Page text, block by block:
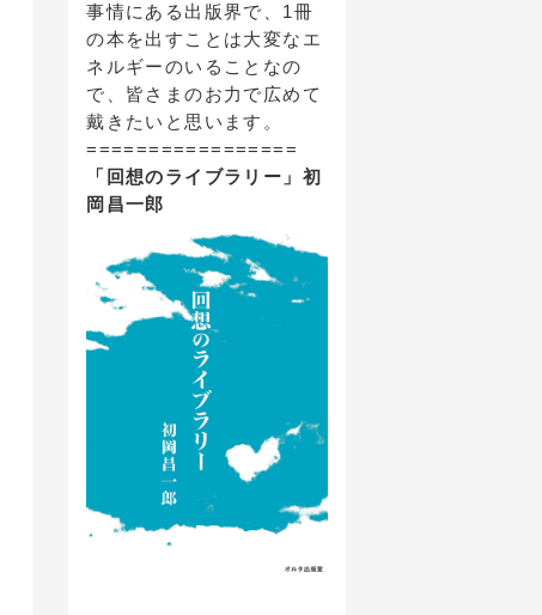
事情にある出版界で、1冊
の本を出すことは大変なエ
ネルギーのいることなの
で、皆さまのお力で広めて
戴きたいと思います。
=================
「回想のライブラリー」初
岡昌一郎